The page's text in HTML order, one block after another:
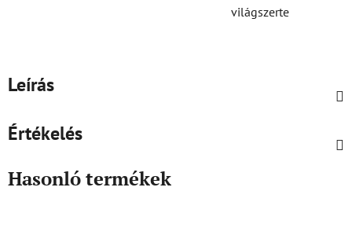
világszerte
Leírás
Értékelés
Hasonló termékek